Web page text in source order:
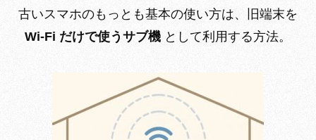
古いスマホのもっとも基本の使い方は、旧端末を
Wi-Fi だけで使うサブ機 として利用する方法。